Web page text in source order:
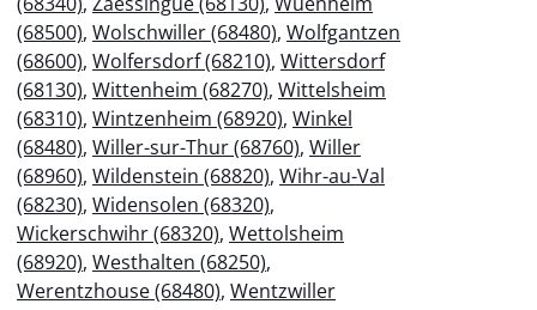
(68500), Wolschwiller (68480), Wolfgantzen
(68600), Wolfersdorf (68210), Wittersdorf
(68130), Wittenheim (68270), Wittelsheim
(68310), Wintzenheim (68920), Winkel
(68480), Willer-sur-Thur (68760), Willer
(68960), Wildenstein (68820), Wihr-au-Val
(68230), Widensolen (68320),
Wickerschwihr (68320), Wettolsheim
(68920), Westhalten (68250),
Werentzhouse (68480), Wentzwiller